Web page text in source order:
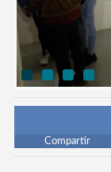
Compartir